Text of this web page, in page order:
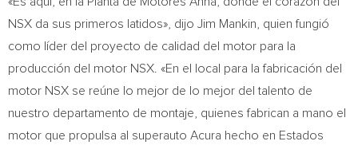
NSX da sus primeros latidos», dijo Jim Mankin , quien fungió
como líder del proyecto de calidad del motor para la
producción del motor NSX. «En el local para la fabricación del
motor NSX se reúne lo mejor de lo mejor del talento de
nuestro departamento de montaje, quienes fabrican a mano el
motor que propulsa al superauto Acura hecho en Estados